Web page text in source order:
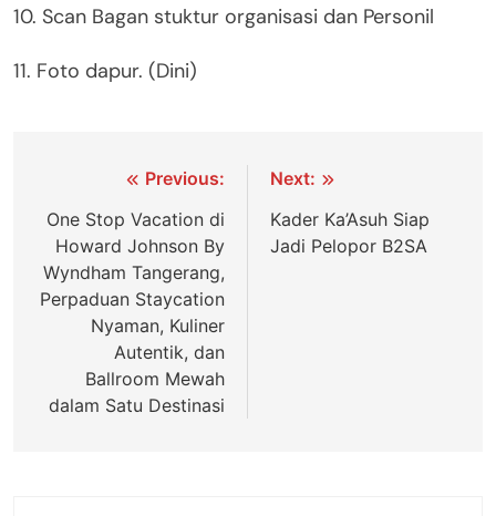
10. Scan Bagan stuktur organisasi dan Personil
11. Foto dapur. (Dini)
Navigasi
pos
Previous:
One Stop Vacation di
Howard Johnson By
Wyndham Tangerang,
Perpaduan Staycation
Nyaman, Kuliner
Autentik, dan
Ballroom Mewah
dalam Satu Destinasi
Next:
Kader Ka’Asuh Siap
Jadi Pelopor B2SA